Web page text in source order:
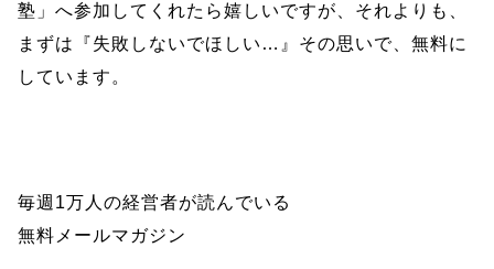
塾」へ参加してくれたら嬉しいですが、それよりも、
まずは
『失敗しないでほしい…』 その思いで、無料に
しています。
毎週1万人の経営者が読んでいる
無料メールマガジン